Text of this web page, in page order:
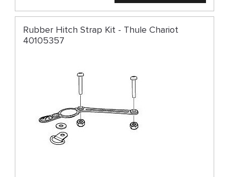
Rubber Hitch Strap Kit - Thule Chariot
40105357